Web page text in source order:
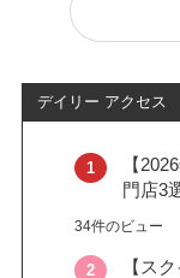
デイリー アクセス
【
門店3
34件のビュー
【ス